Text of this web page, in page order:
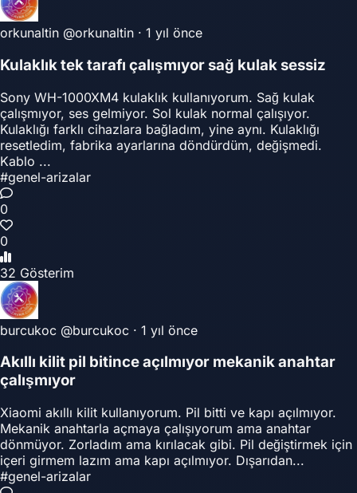
orkunaltin @orkunaltin · 1 yıl önce
Kulaklık tek tarafı çalışmıyor sağ kulak sessiz
Sony WH-1000XM4 kulaklık kullanıyorum. Sağ kulak
çalışmıyor, ses gelmiyor. Sol kulak normal çalışıyor.
Kulaklığı farklı cihazlara bağladım, yine aynı. Kulaklığı
resetledim, fabrika ayarlarına döndürdüm, değişmedi.
Kablo ...
#genel-arizalar
0
0
32 Gösterim
burcukoc @burcukoc · 1 yıl önce
Akıllı kilit pil bitince açılmıyor mekanik anahtar
çalışmıyor
Xiaomi akıllı kilit kullanıyorum. Pil bitti ve kapı açılmıyor.
Mekanik anahtarla açmaya çalışıyorum ama anahtar
dönmüyor. Zorladım ama kırılacak gibi. Pil değiştirmek için
içeri girmem lazım ama kapı açılmıyor. Dışarıdan...
#genel-arizalar